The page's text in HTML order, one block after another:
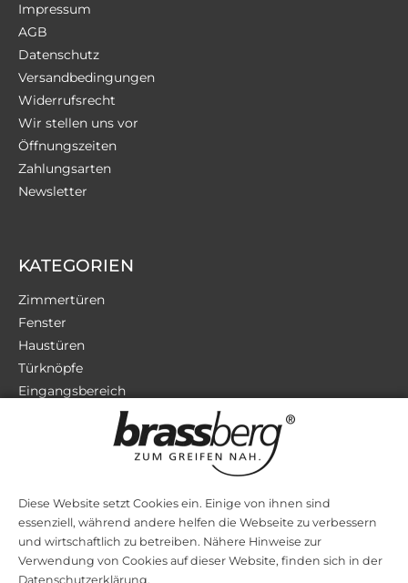
Impressum
AGB
Datenschutz
Versandbedingungen
Widerrufsrecht
Wir stellen uns vor
Öffnungszeiten
Zahlungsarten
Newsletter
KATEGORIEN
Zimmertüren
Fenster
Haustüren
Türknöpfe
Eingangsbereich
STILRICHTUNGEN
Bauhaus
Diese Website setzt Cookies ein. Einige von ihnen sind
essenziell, während andere helfen die Webseite zu verbessern
und wirtschaftlich zu betreiben. Nähere Hinweise zur
Verwendung von Cookies auf dieser Website, finden sich in der
Datenschutzerklärung.